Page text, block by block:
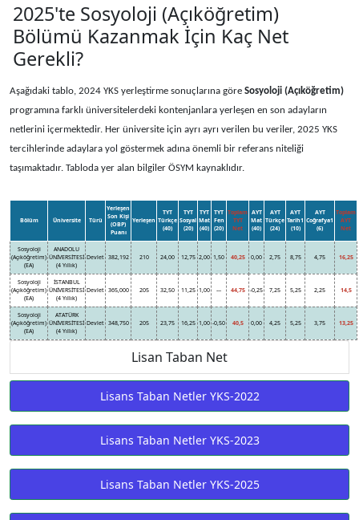
2025'te Sosyoloji (Açıköğretim)
Bölümü Kazanmak İçin Kaç Net
Gerekli?
Aşağıdaki tablo, 2024 YKS yerleştirme sonuçlarına göre Sosyoloji (Açıköğretim)
programına farklı üniversitelerdeki kontenjanlara yerleşen en son adayların
netlerini içermektedir. Her üniversite için ayrı ayrı verilen bu veriler, 2025 YKS
tercihlerinde adaylara yol göstermek adına önemli bir referans niteliği
taşımaktadır. Tabloda yer alan bilgiler ÖSYM kaynaklıdır.
Bölüm Üniversite Türü
Yerleşen
Son Kişi
(OBP)
Puanı
Yerleşen
TYT
Türkçe
(40)
TYT
Sosyal
(20)
TYT
Mat
(40)
TYT
Fen
(20)
Toplam
TYT
Net
AYT
Mat
(40)
AYT
Türkçe
(24)
AYT
Tarih1
(10)
AYT
Coğrafya1
(6)
Toplam
AYT
Net
Sosyoloji
(Açıköğretim)
(EA)
ANADOLU
ÜNİVERSİTESİ
(4 Yıllık)
Devlet 382,192 210 24,00 12,75 2,00 1,50 40,25 0,00 2,75 8,75 4,75 16,25
Sosyoloji
(Açıköğretim)
(EA)
İSTANBUL
ÜNİVERSİTESİ
(4 Yıllık)
Devlet 365,000 205 32,50 11,25 1,00 --- 44,75 -0,25 7,25 5,25 2,25 14,5
Sosyoloji
(Açıköğretim)
(EA)
ATATÜRK
ÜNİVERSİTESİ
(4 Yıllık)
Devlet 348,750 205 23,75 16,25 1,00 -0,50 40,5 0,00 4,25 5,25 3,75 13,25
Lisan Taban Net
Lisans Taban Netler YKS-2022
Lisans Taban Netler YKS-2023
Lisans Taban Netler YKS-2025